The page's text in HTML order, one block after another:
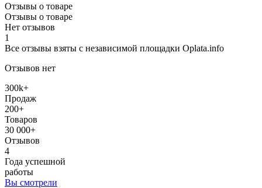
Отзывы о товаре
Отзывы о товаре
Нет отзывов
1
Все отзывы взяты с независимой площадки Oplata.info
Отзывов нет
300k+
Продаж
200+
Товаров
30 000+
Отзывов
4
Года успешной
работы
Вы смотрели